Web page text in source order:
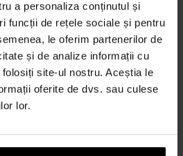
a personaliza conținutul și
funcții de rețele sociale și pentru
le oferim partenerilor de
și de analize informații cu
site-ul nostru. Aceștia le
oferite de dvs. sau culese
lor.
În stoc
161,00 lei